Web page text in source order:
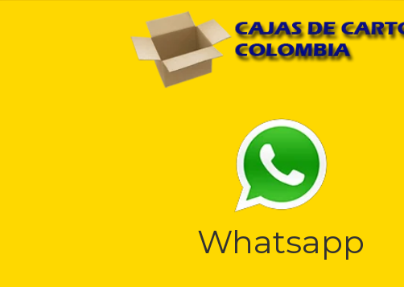
Whatsapp